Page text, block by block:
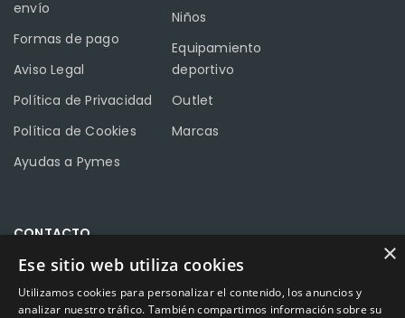
envío
Formas de pago
Aviso Legal
Política de Privacidad
Política de Cookies
Ayudas a Pymes
Niños
Equipamiento
deportivo
Outlet
Marcas
CONTACTO
Calle Méndez Núñez nº3 – Fuente Palmera 14120 Córdoba
Teléfono957 04 96 57
×
Ese sitio web utiliza cookies
Utilizamos cookies para personalizar el contenido, los anuncios y
analizar nuestro tráfico. También compartimos información sobre su